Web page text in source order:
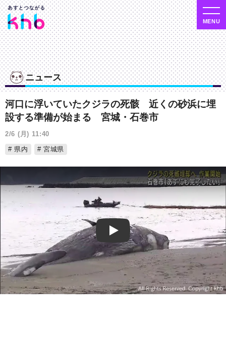
ニュース
河口に浮いていたクジラの死骸 近くの砂浜に埋
設する準備が始まる 宮城・石巻市
2/6 (月) 11:40
県内
宮城県
Play